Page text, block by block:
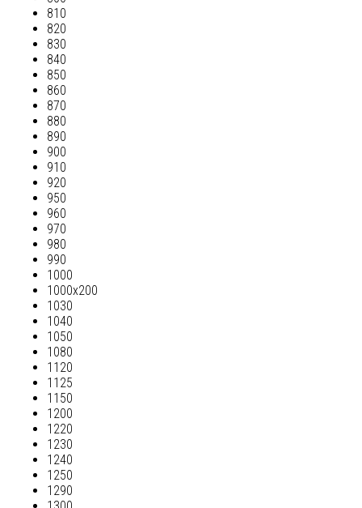
810
820
830
840
850
860
870
880
890
900
910
920
950
960
970
980
990
1000
1000х200
1030
1040
1050
1080
1120
1125
1150
1200
1220
1230
1240
1250
1290